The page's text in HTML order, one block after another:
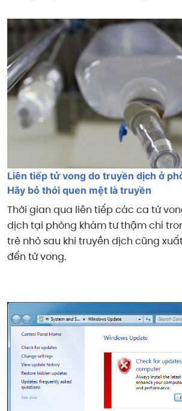
Liên tiếp tử vong do truyền dịch ở
Hãy bỏ thói quen mệt là truyền
Thời gian qua liên tiếp các ca tử
dịch tại phòng khám tư thậm chí
trẻ nhỏ sau khi truyền dịch cũng
đến tử vong.